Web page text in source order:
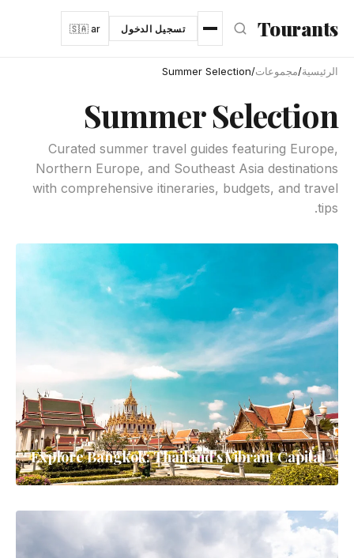
انتقل إلى المحتوى الرئيسي
Tourants تسجيل الدخول 🇸🇦 ar
الرئيسية/مجموعات/
Summer Selection
Summer Selection
Curated summer travel guides featuring Europe,
Northern Europe, and Southeast Asia destinations
with comprehensive itineraries, budgets, and travel
tips.
Explore Bangkok: Thailand's Vibrant Capital